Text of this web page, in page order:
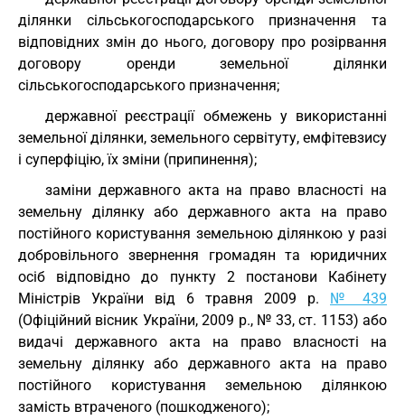
ділянки сільськогосподарського призначення та
відповідних змін до нього, договору про розірвання
договору оренди земельної ділянки
сільськогосподарського призначення;
державної реєстрації обмежень у використанні
земельної ділянки, земельного сервітуту, емфітевзису
і суперфіцію, їх зміни (припинення);
заміни державного акта на право власності на
земельну ділянку або державного акта на право
постійного користування земельною ділянкою у разі
добровільного звернення громадян та юридичних
осіб відповідно до пункту 2 постанови Кабінету
Міністрів України від 6 травня 2009 р. № 439
(Офіційний вісник України, 2009 р., № 33, ст. 1153) або
видачі державного акта на право власності на
земельну ділянку або державного акта на право
постійного користування земельною ділянкою
замість втраченого (пошкодженого);